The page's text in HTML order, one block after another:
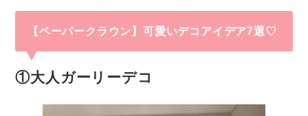
【ペーパークラウン】可愛いデコアイデア7選♡
①大人ガーリーデコ